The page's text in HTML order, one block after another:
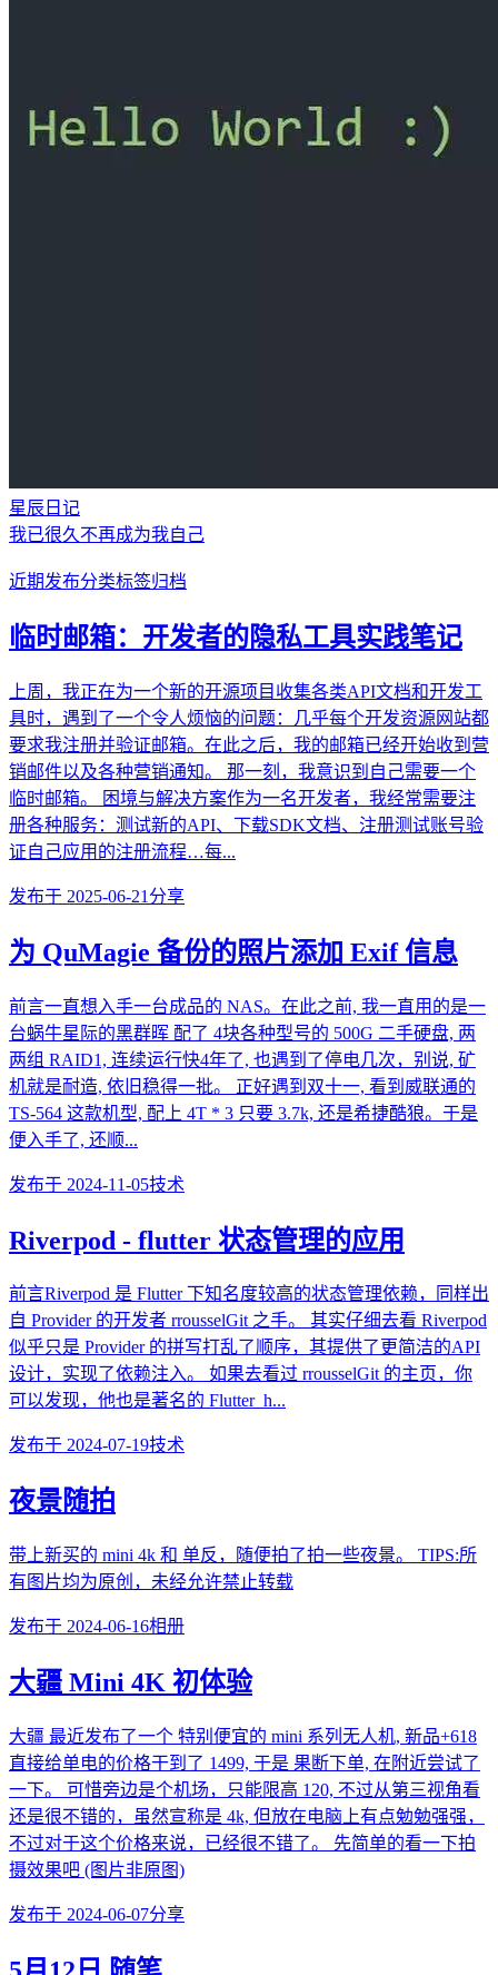
星辰日记
我已很久不再成为我自己
近期发布分类标签归档
临时邮箱：开发者的隐私工具实践笔记
上周，我正在为一个新的开源项目收集各类API文档和开发工
具时，遇到了一个令人烦恼的问题：几乎每个开发资源网站都
要求我注册并验证邮箱。在此之后，我的邮箱已经开始收到营
销邮件以及各种营销通知。 那一刻，我意识到自己需要一个
临时邮箱。 困境与解决方案作为一名开发者，我经常需要注
册各种服务：测试新的API、下载SDK文档、注册测试账号验
证自己应用的注册流程…每...
发布于 2025-06-21 分享
为 QuMagie 备份的照片添加 Exif 信息
前言一直想入手一台成品的 NAS。在此之前, 我一直用的是一
台蜗牛星际的黑群晖 配了 4块各种型号的 500G 二手硬盘, 两
两组 RAID1, 连续运行快4年了, 也遇到了停电几次，别说, 矿
机就是耐造, 依旧稳得一批。 正好遇到双十一, 看到威联通的
TS-564 这款机型, 配上 4T * 3 只要 3.7k, 还是希捷酷狼。于是
便入手了, 还顺...
发布于 2024-11-05技术
Riverpod - flutter 状态管理的应用
前言Riverpod 是 Flutter 下知名度较高的状态管理依赖，同样出
自 Provider 的开发者 rrousselGit 之手。 其实仔细去看 Riverpod
似乎只是 Provider 的拼写打乱了顺序，其提供了更简洁的API
设计，实现了依赖注入。 如果去看过 rrousselGit 的主页，你
可以发现，他也是著名的 Flutter_h...
发布于 2024-07-19技术
夜景随拍
带上新买的 mini 4k 和 单反，随便拍了拍一些夜景。 TIPS:所
有图片均为原创，未经允许禁止转载
发布于 2024-06-16相册
大疆 Mini 4K 初体验
大疆 最近发布了一个 特别便宜的 mini 系列无人机, 新品+618
直接给单电的价格干到了 1499, 于是 果断下单, 在附近尝试了
一下。 可惜旁边是个机场，只能限高 120, 不过从第三视角看
还是很不错的，虽然宣称是 4k, 但放在电脑上有点勉勉强强，
不过对于这个价格来说，已经很不错了。 先简单的看一下拍
摄效果吧 (图片非原图)
发布于 2024-06-07分享